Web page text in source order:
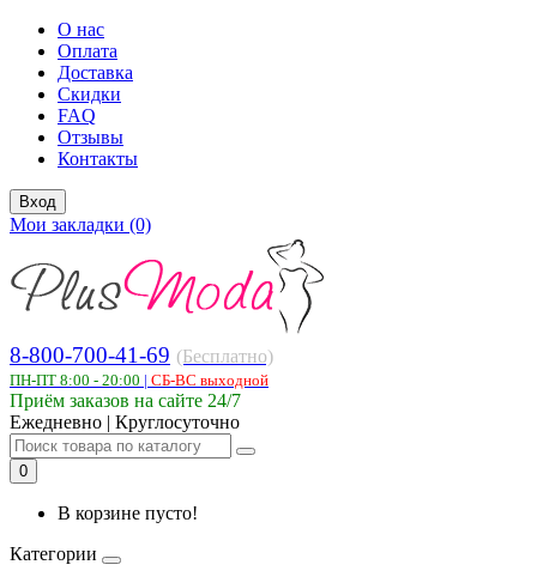
О нас
Оплата
Доставка
Скидки
FAQ
Отзывы
Контакты
Вход
Мои закладки (0)
8-800-700-41-69 (Бесплатно)
ПН-ПТ 8:00 - 20:00 | СБ-ВС выходной
Приём заказов на сайте 24/7
Ежедневно | Круглосуточно
0
В корзине пусто!
Категории